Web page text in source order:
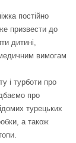
постійно
призвести до
дитині,
вимогам
і турботи про
про
турецьких
а також